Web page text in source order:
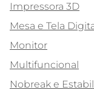
Impressora 3D
Mesa e Tela
Monitor
Multifuncional
Nobreak e